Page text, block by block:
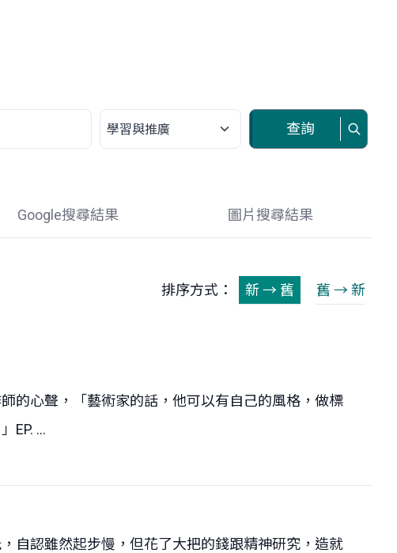
請選擇類別
查詢
Google搜尋結果 圖片搜尋結果
排序方式： 新 → 舊 舊 → 新
的心聲，「藝術家的話，他可以有自己的風格，做標
EP. ...
自認雖然起步慢，但花了大把的錢跟精神研究，造就